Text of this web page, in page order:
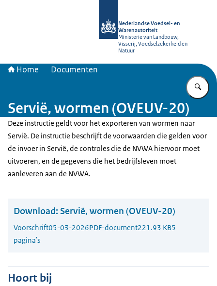
Nederlandse Voedsel- en
Warenautoriteit
Ministerie van Landbouw,
Visserij, Voedselzekerheid en
Natuur
Home Documenten
Servië, wormen (OVEUV-20)
Deze instructie geldt voor het exporteren van wormen naar
Servië. De instructie beschrijft de voorwaarden die gelden voor
de invoer in Servië, de controles die de NVWA hiervoor moet
uitvoeren, en de gegevens die het bedrijfsleven moet
aanleveren aan de NVWA.
Download: Servië, wormen (OVEUV-20)
Voorschrift05-03-2026PDF-document221.93 KB5
pagina's
Hoort bij